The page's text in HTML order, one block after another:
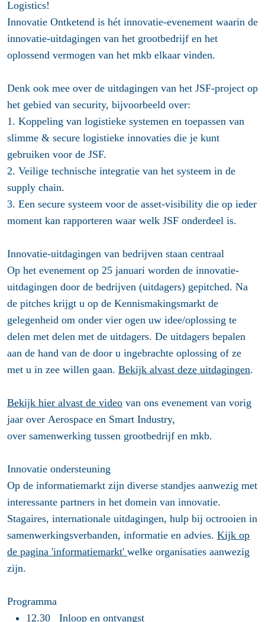
Logistics!
Innovatie Ontketend is hét innovatie-evenement waarin de
innovatie-uitdagingen van het grootbedrijf en het
oplossend vermogen van het mkb elkaar vinden.
Denk ook mee over de uitdagingen van het JSF-project op
het gebied van security, bijvoorbeeld over:
1. Koppeling van logistieke systemen en toepassen van
slimme & secure logistieke innovaties die je kunt
gebruiken voor de JSF.
2. Veilige technische integratie van het systeem in de
supply chain.
3. Een secure systeem voor de asset-visibility die op ieder
moment kan rapporteren waar welk JSF onderdeel is.
Innovatie-uitdagingen van bedrijven staan centraal
Op het evenement op 25 januari worden de innovatie-
uitdagingen door de bedrijven (uitdagers) gepitched. Na
de pitches krijgt u op de Kennismakingsmarkt de
gelegenheid om onder vier ogen uw idee/oplossing te
delen met delen met de uitdagers. De uitdagers bepalen
aan de hand van de door u ingebrachte oplossing of ze
met u in zee willen gaan. Bekijk alvast deze uitdagingen.
Bekijk hier alvast de video van ons evenement van vorig
jaar over Aerospace en Smart Industry,
over samenwerking tussen grootbedrijf en mkb.
Innovatie ondersteuning
Op de informatiemarkt zijn diverse standjes aanwezig met
interessante partners in het domein van innovatie.
Stagaires, internationale uitdagingen, hulp bij octrooien in
samenwerkingsverbanden, informatie en advies. Kijk op
de pagina 'informatiemarkt' welke organisaties aanwezig
zijn.
Programma
12.30 Inloop en ontvangst